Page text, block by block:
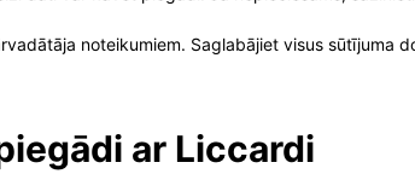
noteikumiem. Saglabājiet visus sūtījuma
ar Liccardi